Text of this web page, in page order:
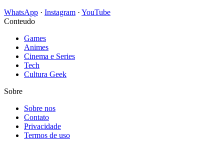
WhatsApp · Instagram · YouTube
Conteudo
Games
Animes
Cinema e Series
Tech
Cultura Geek
Sobre
Sobre nos
Contato
Privacidade
Termos de uso